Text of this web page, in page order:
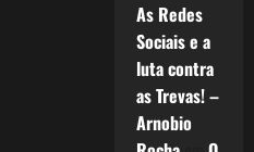
As Redes
Sociais e a
luta contra
as Trevas! –
Arnobio